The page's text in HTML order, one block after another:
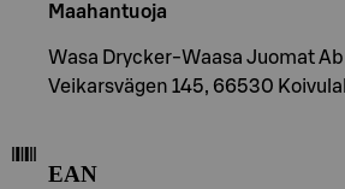
Maahantuoja
Wasa Drycker-Waasa Juomat Ab
Veikarsvägen 145, 66530
EAN